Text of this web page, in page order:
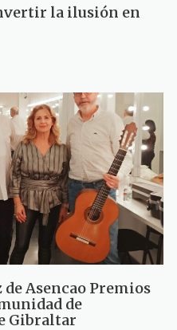
la ilusión en
de Asencao Premios
de
Gibraltar